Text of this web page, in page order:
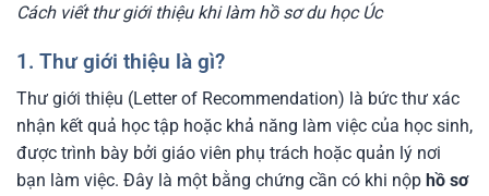
Cách viết thư giới thiệu khi làm hồ sơ du học Úc
1. Thư giới thiệu là gì?
Thư giới thiệu (Letter of Recommendation) là bức thư xác
nhận kết quả học tập hoặc khả năng làm việc của học sinh,
được trình bày bởi giáo viên phụ trách hoặc quản lý nơi
bạn làm việc. Đây là một bằng chứng cần có khi nộp hồ sơ